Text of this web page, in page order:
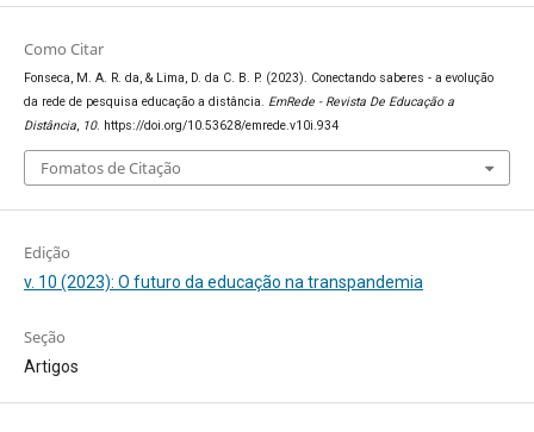
Como Citar
Fonseca, M. A. R. da, & Lima, D. da C. B. P. (2023). Conectando saberes - a evolução
da rede de pesquisa educação a distância. EmRede - Revista De Educação a
Distância, 10. https://doi.org/10.53628/emrede.v10i.934
Fomatos de Citação
Edição
v. 10 (2023): O futuro da educação na transpandemia
Seção
Artigos